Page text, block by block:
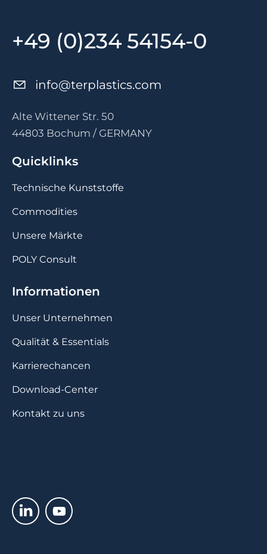
+49 (0)234 54154-0
nf t rpl st cs c m
Alte Wittener Str. 50
44803 Bochum / GERMANY
Quicklinks
Technische Kunststoffe
Commodities
Unsere Märkte
POLY Consult
Informationen
Unser Unternehmen
Qualität & Essentials
Karrierechancen
Download-Center
Kontakt zu uns